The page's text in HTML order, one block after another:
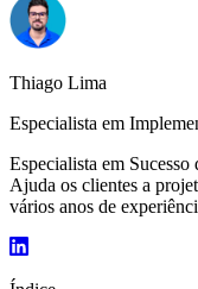
Thiago Lima
Especialista em
Especialista em
Ajuda os clientes a
vários anos de